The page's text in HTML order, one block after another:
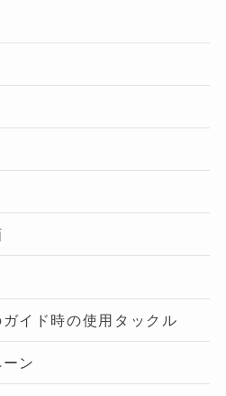
イド時の使用タックル
ン